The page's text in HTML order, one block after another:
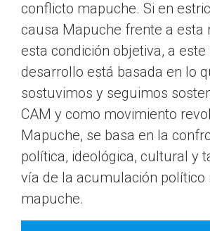
conflicto mapuche. Si en
causa Mapuche frente a esta
esta condición objetiva, a
desarrollo está basada en lo
sostuvimos y seguimos
CAM y como movimiento
Mapuche, se basa en la
política, ideológica, cultural y
vía de la acumulación político
mapuche.